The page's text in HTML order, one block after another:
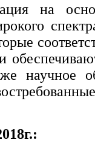
на
научное